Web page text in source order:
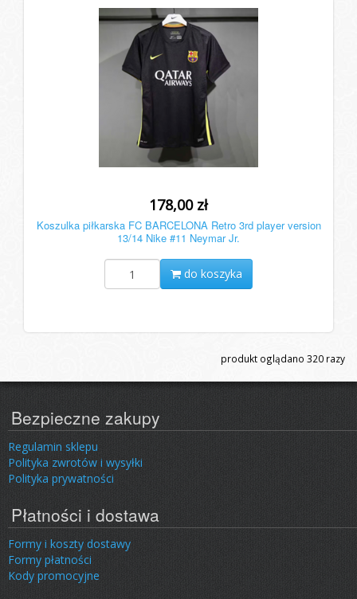
178,00 zł
Koszulka piłkarska FC BARCELONA Retro 3rd player version
13/14 Nike #11 Neymar Jr.
do koszyka
produkt oglądano 320 razy
Bezpieczne zakupy
Regulamin sklepu
Polityka zwrotów i wysyłki
Polityka prywatności
Płatności i dostawa
Formy i koszty dostawy
Formy płatności
Kody promocyjne